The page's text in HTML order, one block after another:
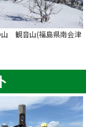
山 観音山(福島県南会津